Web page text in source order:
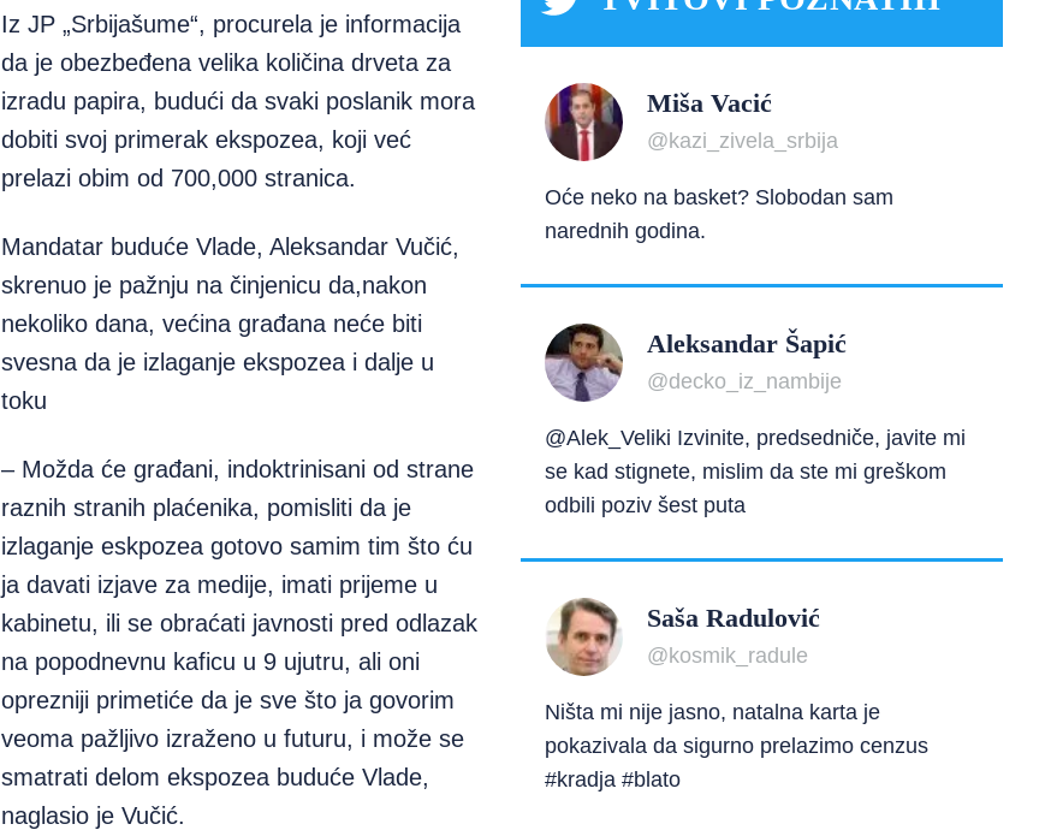
Iz JP „Srbijašume“, procurela je informacija
da je obezbeđena velika količina drveta za
izradu papira, budući da svaki poslanik mora
dobiti svoj primerak ekspozea, koji već
prelazi obim od 700,000 stranica.
Mandatar buduće Vlade, Aleksandar Vučić,
skrenuo je pažnju na činjenicu da,nakon
nekoliko dana, većina građana neće biti
svesna da je izlaganje ekspozea i dalje u
toku
– Možda će građani, indoktrinisani od strane
raznih stranih plaćenika, pomisliti da je
izlaganje eskpozea gotovo samim tim što ću
ja davati izjave za medije, imati prijeme u
kabinetu, ili se obraćati javnosti pred odlazak
na popodnevnu kaficu u 9 ujutru, ali oni
oprezniji primetiće da je sve što ja govorim
veoma pažljivo izraženo u futuru, i može se
smatrati delom ekspozea buduće Vlade,
naglasio je Vučić.
Miša Vacić
@kazi_zivela_srbija
Oće neko na basket? Slobodan sam
narednih godina.
Aleksandar Šapić
@decko_iz_nambije
@Alek_Veliki Izvinite, predsedniče, javite mi
se kad stignete, mislim da ste mi greškom
odbili poziv šest puta
Saša Radulović
@kosmik_radule
Ništa mi nije jasno, natalna karta je
pokazivala da sigurno prelazimo cenzus
#kradja #blato